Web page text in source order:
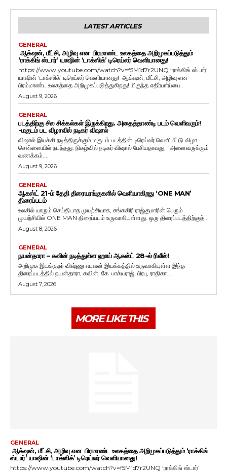
LATEST ARTICLES
GENERAL
ஆக்‌ஷன், மீட்சி, அழிவு என பிரமாண்ட உலகத்தை அறிமுகப்படுத்தும்
‘ராக்கிங் ஸ்டார்’ யாஷின் ‘டாக்ஸிக்’ டிரெய்லர் வெளியானது!
https://www.youtube.com/watch?v=f5M1d7r2UNQ ‘ராக்கிங் ஸ்டார்’
யாஷின் ‘டாக்ஸிக்’ டிரெய்லர் வெளியானது! ஆக்‌ஷன், மீட்சி, அழிவு என
பிரம்மாண்ட உலகத்தை அறிமுகப்படுத்துகிறது! மிகுந்த எதிர்பார்ப்பை...
August 9, 2026
GENERAL
படத்திற்கு சில சிக்கல்கள் இருக்கிறது. அதைத்தாண்டி படம் வெளிவரும்!
-மகுடம் பட விழாவில் நடிகர் விஷால்
விஷால் இயக்கி நடித்திருக்கும் மகுடம் படத்தின் டிரெய்லர் வெளியீட்டு விழா
சென்னையில் நடந்தது. நிகழ்வில் நடிகர் விஷால் பேசியதாவது, "அனைவருக்கும்
வணக்கம்....
August 9, 2026
GENERAL
ஆகஸ்ட் 21-ம் தேதி திரையரங்குகளில் வெளியாகிறது ‘ONE MAN’
திரைப்படம்
உலகில் யாரும் செய்திடாத முயற்சியாக, சங்ககிரி ராஜ்குமாரின் பெரும்
முயற்சியில் ONE MAN திரைப்படம் உருவாகியுள்ளது. ஒரு திரைப்படத்திற்குத்...
August 8, 2026
GENERAL
நயன்தாரா – கவின் நடித்துள்ள ஹாய் ஆகஸ்ட் 28-ல் ரிலீஸ்!
அறிமுக இயக்குநர் விஷ்ணு எடவன் இயக்கத்தில் உருவாகியுள்ள இந்த
திரைப்படத்தில் நயன்தாரா, கவின், கே. பாக்யராஜ், பிரபு, ராதிகா...
August 7, 2026
MORE LIKE THIS
GENERAL
ஆக்‌ஷன், மீட்சி, அழிவு என பிரமாண்ட உலகத்தை அறிமுகப்படுத்தும் ‘ராக்கிங்
ஸ்டார்’ யாஷின் ‘டாக்ஸிக்’ டிரெய்லர் வெளியானது!
https://www.youtube.com/watch?v=f5M1d7r2UNQ ‘ராக்கிங் ஸ்டார்’